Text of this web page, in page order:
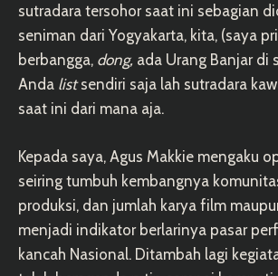
sutradara tersohor saat ini sebagian
seniman dari Yogyakarta, kita, (saya
berbangga, dong, ada Urang Banjar di
Anda listsendiri saja lah sutradara
saat ini dari mana aja.
Kepada saya, Agus Makkie mengaku
seiring tumbuh kembangnya
produksi, dan jumlah karya film
menjadi indikator berlarinya pasar
kancah Nasional. Ditambah lagi